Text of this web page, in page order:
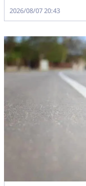
2026/08/07 20:43